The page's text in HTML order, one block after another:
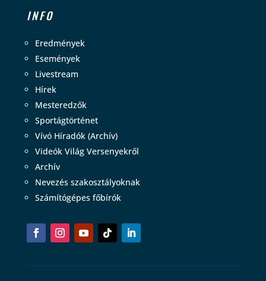
INFO
Eredmények
Események
Livestream
Hírek
Mesteredzők
Sportágtörténet
Vívó Híradók (Archív)
Videók Világ Versenyekről
Archív
Nevezés szakosztályoknak
Számítógépes főbírók